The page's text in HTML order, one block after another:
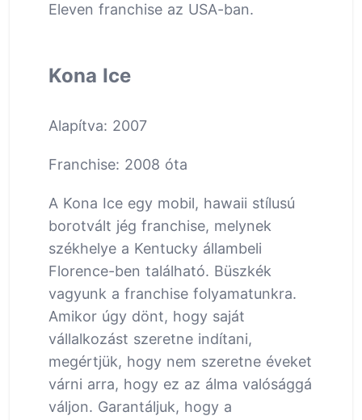
Eleven franchise az USA-ban.
Kona Ice
Alapítva: 2007
Franchise: 2008 óta
A Kona Ice egy mobil, hawaii stílusú
borotvált jég franchise, melynek
székhelye a Kentucky állambeli
Florence-ben található. Büszkék
vagyunk a franchise folyamatunkra.
Amikor úgy dönt, hogy saját
vállalkozást szeretne indítani,
megértjük, hogy nem szeretne éveket
várni arra, hogy ez az álma valósággá
váljon. Garantáljuk, hogy a